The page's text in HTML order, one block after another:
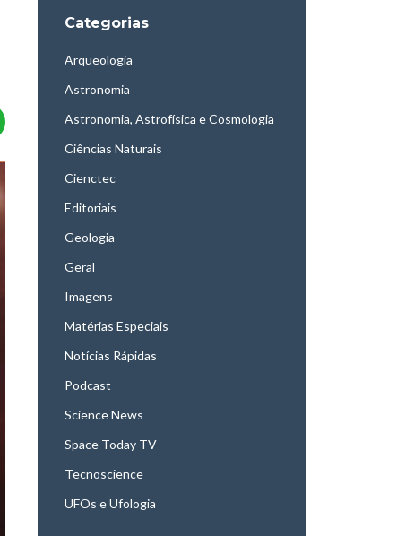
Categorias
Arqueologia
Astronomia
Astronomia, Astrofísica e Cosmologia
Ciências Naturais
Cienctec
Editoriais
Geologia
Geral
Imagens
Matérias Especiais
Notícias Rápidas
Podcast
Science News
Space Today TV
Tecnoscience
UFOs e Ufologia